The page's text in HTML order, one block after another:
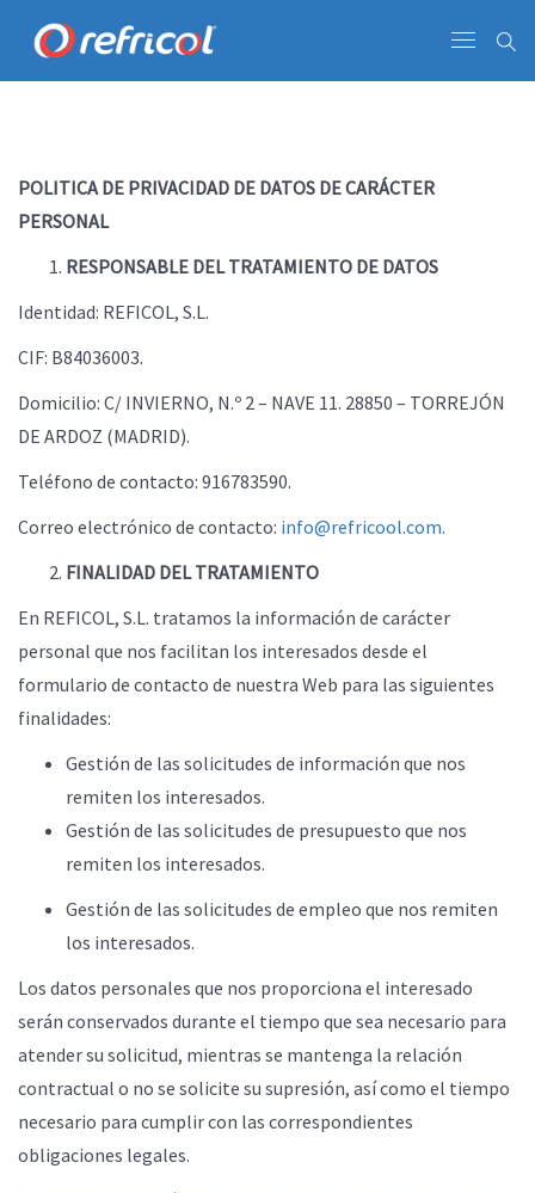
POLITICA DE PRIVACIDAD DE DATOS DE CARÁCTER
PERSONAL
RESPONSABLE DEL TRATAMIENTO DE DATOS
Identidad: REFICOL, S.L.
CIF: B84036003.
Domicilio: C/ INVIERNO, N.º 2 – NAVE 11. 28850 – TORREJÓN
DE ARDOZ (MADRID).
Teléfono de contacto: 916783590.
Correo electrónico de contacto: info@refricool.com.
FINALIDAD DEL TRATAMIENTO
En REFICOL, S.L. tratamos la información de carácter
personal que nos facilitan los interesados desde el
formulario de contacto de nuestra Web para las siguientes
finalidades:
Gestión de las solicitudes de información que nos
remiten los interesados.
Gestión de las solicitudes de presupuesto que nos
remiten los interesados.
Gestión de las solicitudes de empleo que nos remiten
los interesados.
Los datos personales que nos proporciona el interesado
serán conservados durante el tiempo que sea necesario para
atender su solicitud, mientras se mantenga la relación
contractual o no se solicite su supresión, así como el tiempo
necesario para cumplir con las correspondientes
obligaciones legales.